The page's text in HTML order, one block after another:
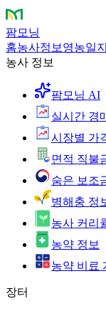
팜모닝
홈농사정보 영농일지
농사 정보
팜모닝 AI
실시간 경
시장별 가
면적 직불
숨은 보조
병해충 정
농사 커리
농약 정보
농약 비료
장터